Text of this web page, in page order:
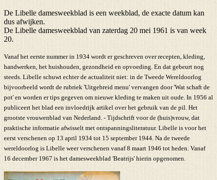
De Libelle damesweekblad is een weekblad, de exacte datum kan
dus afwijken.
De Libelle damesweekblad van zaterdag 20 mei 1961 is van week
20.
Vanaf het eerste nummer in 1934 wordt er geschreven over recepten, kleding,
handwerken, het huishouden, gezondheid en opvoeding. En dat gebeurt nog
steeds. Libelle schuwt echter de actualiteit niet: in de Tweede Wereldoorlog
bijvoorbeeld wordt de rubriek 'Uitgebreid menu' vervangen door 'Wat schaft de
pot' en worden er tips gegeven om nieuwe kleding te maken uit oude. In 1956 al
publiceert het blad een invloedrijk artikel over het gebruik van de pil. Het
grootste vrouwenblad van Nederland. - Tijdschrift voor de (huis)vrouw, dat
praktische informatie afwisselt met ontspanningsliteratuur. Libelle is voor het
eerst verschenen op 13 april 1934 tot 15 september 1944. Na de tweede
wereldoorlog is Libelle weer verschenen vanaf 8 maart 1946 tot heden. Vanaf
16 december 1967 is het damesweekblad 'Beatrijs' hierin opgenomen.